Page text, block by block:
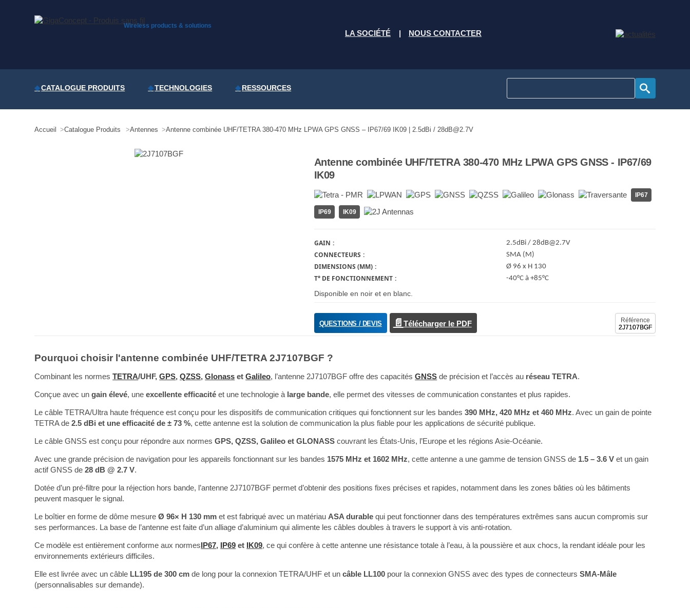
Wireless products & solutions
LA SOCIÉTÉ NOUS CONTACTER
CATALOGUE PRODUITS TECHNOLOGIES RESSOURCES
Accueil Catalogue Produits Antennes Antenne combinée UHF/TETRA 380-470 MHz LPWA GPS GNSS – IP67/69 IK09 | 2.5dBi / 28dB@2.7V
Antenne combinée UHF/TETRA 380-470 MHz LPWA GPS GNSS - IP67/69
IK09
IP67
IP69 IK09
GAIN 2.5dBi / 28dB@2.7V
CONNECTEURS SMA (M)
DIMENSIONS (MM) Ø 96 x H 130
T° DE FONCTIONNEMENT -40°C à +85°C
Disponible en noir et en blanc.
Référence
2J7107BGF
QUESTIONS / DEVIS Télécharger le PDF
Pourquoi choisir l'antenne combinée UHF/TETRA 2J7107BGF ?
Combinant les normesTETRA/UHF,GPS,QZSS,Glonass etGalileo, l’antenne 2J7107BGF offre des capacitésGNSS de précision et l’accès au réseau TETRA.
Conçue avec ungain élevé, uneexcellente efficacité et une technologie à large bande, elle permet des vitesses de communication constantes et plus rapides.
Le câble TETRA/Ultra haute fréquence est conçu pour les dispositifs de communication critiques qui fonctionnent sur les bandes390 MHz, 420 MHz et 460 MHz. Avec un gain de pointe
TETRA de2.5 dBi et une efficacité de ± 73 %, cette antenne est la solution de communication la plus fiable pour les applications de sécurité publique.
Le câble GNSS est conçu pour répondre aux normesGPS, QZSS, Galileo et GLONASS couvrant les États-Unis, l’Europe et les régions Asie-Océanie.
Avec une grande précision de navigation pour les appareils fonctionnant sur les bandes 1575 MHz et 1602 MHz, cette antenne a une gamme de tension GNSS de 1.5 – 3.6 V et un gain
actif GNSS de28 dB @ 2.7 V.
Dotée d’un pré-filtre pour la réjection hors bande, l’antenne 2J7107BGF permet d’obtenir des positions fixes précises et rapides, notamment dans les zones bâties où les bâtiments
peuvent masquer le signal.
Le boîtier en forme de dôme mesureØ 96× H 130 mm et est fabriqué avec un matériau ASA durable qui peut fonctionner dans des températures extrêmes sans aucun compromis sur
ses performances. La base de l’antenne est faite d’un alliage d’aluminium qui alimente les câbles doubles à travers le support à vis anti-rotation.
Ce modèle est entièrement conforme aux normes IP67, IP69 et IK09, ce qui confère à cette antenne une résistance totale à l’eau, à la poussière et aux chocs, la rendant idéale pour les
environnements extérieurs difficiles.
Elle est livrée avec un câble LL195 de 300 cm de long pour la connexion TETRA/UHF et un câble LL100 pour la connexion GNSS avec des types de connecteursSMA-Mâle
(personnalisables sur demande).